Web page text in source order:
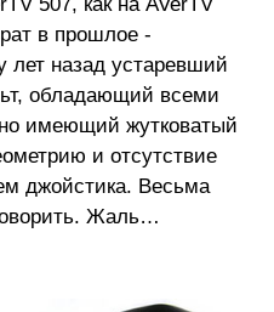
в прошлое -
лет назад устаревший
обладающий всеми
имеющий жутковатый
и отсутствие
джойстика. Весьма
Жаль…